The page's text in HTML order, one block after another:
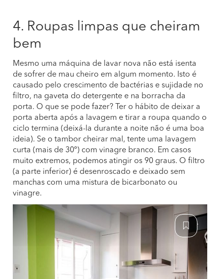
4. Roupas limpas que cheiram
bem
Mesmo uma máquina de lavar nova não está isenta
de sofrer de mau cheiro em algum momento. Isto é
causado pelo crescimento de bactérias e sujidade no
filtro, na gaveta do detergente e na borracha da
porta. O que se pode fazer? Ter o hábito de deixar a
porta aberta após a lavagem e tirar a roupa quando o
ciclo termina (deixá-la durante a noite não é uma boa
ideia). Se o tambor cheirar mal, tente uma lavagem
curta (mais de 30º) com vinagre branco. Em casos
muito extremos, podemos atingir os 90 graus. O filtro
(a parte inferior) é desenroscado e deixado sem
manchas com uma mistura de bicarbonato ou
vinagre.